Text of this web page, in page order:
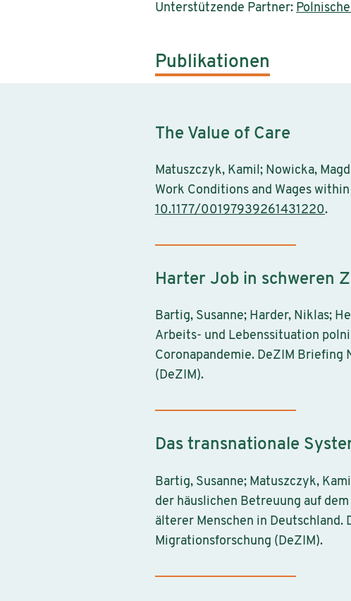
Unterstützende Partner:
Publikationen
The Value of Care
Matuszczyk, Kamil; Nowicka,
Work Conditions and Wages
10.1177/00197939261431220.
Harter Job in schweren
Bartig, Susanne; Harder, Niklas;
Arbeits- und Lebenssituation
Coronapandemie. DeZIM
(DeZIM).
Das transnationale
Bartig, Susanne; Matuszczyk,
der häuslichen Betreuung auf
älterer Menschen in Deutschland.
Migrationsforschung (DeZIM).